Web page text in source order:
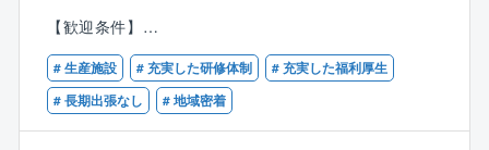
す。
◇同社の扱う商品は、メーカー設備や商業施設、公共
工事、学校機関等、様々な規模の幅広い分野がござい
ます。学校、病院、大手企業が取引先となるため、社
す）。
■業務詳細:
基本的な業務内容は大手メーカー工場の設備維持メン
テナンスや改修工事の施工管理業務がメインとなりま
【歓迎条件】
・第一種・第二種電気工事士の有資格者
・電気工事施工管理技士１級もしくは２級の有資格者
# 生産施設 # 充実した研修体制
# 充実した福利厚生
# 長期出張なし
# 地域密着